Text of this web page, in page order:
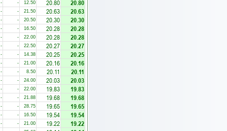
- - 12.50 20.80 20.80
- - 21.50 20.63 20.63
- - 20.50 20.30 20.30
- - 16.50 20.28 20.28
- - 22.00 20.28 20.28
- - 22.50 20.27 20.27
- - 14.38 20.25 20.25
- - 21.00 20.16 20.16
- - 8.50 20.11 20.11
- - 24.00 20.03 20.03
- - 22.00 19.83 19.83
- - 21.88 19.68 19.68
- - 28.75 19.65 19.65
- - 16.50 19.54 19.54
- - 21.00 19.22 19.22